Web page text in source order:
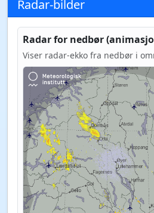
Radar-bilder
Radar for nedbør
Viser radar-ekko fra nedbør i